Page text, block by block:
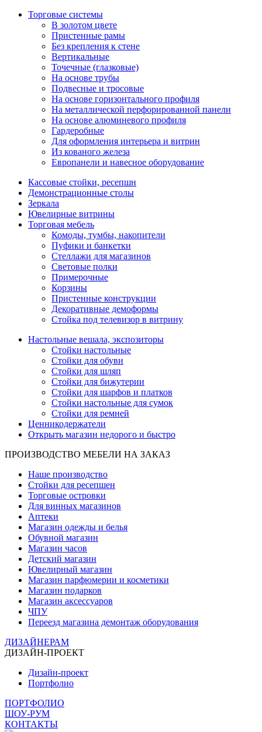
Торговые системы
В золотом цвете
Пристенные рамы
Без крепления к стене
Вертикальные
Точечные (глазковые)
На основе трубы
Подвесные и тросовые
На основе горизонтального профиля
На металлической перфорированной панели
На основе алюминевого профиля
Гардеробные
Для оформления интерьера и витрин
Из кованого железа
Европанели и навесное оборудование
Кассовые стойки, ресепшн
Демонстрационные столы
Зеркала
Ювелирные витрины
Торговая мебель
Комоды, тумбы, накопители
Пуфики и банкетки
Стеллажи для магазинов
Световые полки
Примерочные
Корзины
Пристенные конструкции
Декоративные демоформы
Стойка под телевизор в витрину
Настольные вешала, экспозиторы
Стойки настольные
Стойки для обуви
Стойки для шляп
Стойки для бижутерии
Стойки для шарфов и платков
Стойки настольные для сумок
Стойки для ремней
Ценникодержатели
Открыть магазин недорого и быстро
ПРОИЗВОДСТВО МЕБЕЛИ НА ЗАКАЗ
Наше производство
Стойки для ресепшен
Торговые островки
Для винных магазинов
Аптеки
Магазин одежды и белья
Обувной магазин
Магазин часов
Детский магазин
Ювелирный магазин
Магазин парфюмерии и косметики
Магазин подарков
Магазин аксессуаров
ЧПУ
Переезд магазина демонтаж оборудования
ДИЗАЙНЕРАМ
ДИЗАЙН-ПРОЕКТ
Дизайн-проект
Портфолио
ПОРТФОЛИО
ШОУ-РУМ
КОНТАКТЫ